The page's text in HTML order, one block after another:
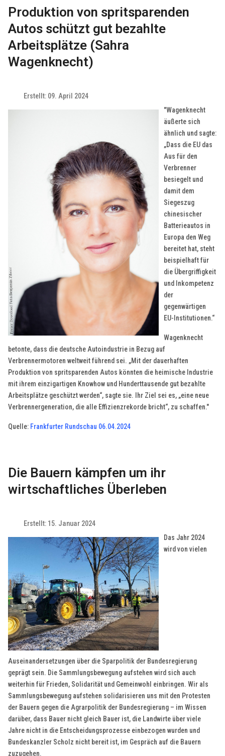
Produktion von spritsparenden
Autos schützt gut bezahlte
Arbeitsplätze (Sahra
Wagenknecht)
Erstellt: 09. April 2024
"Wagenknecht
äußerte sich
ähnlich und sagte:
„Dass die EU das
Aus für den
Verbrenner
besiegelt und
damit dem
Siegeszug
chinesischer
Batterieautos in
Europa den Weg
bereitet hat, steht
beispielhaft für
die Übergriffigkeit
und Inkompetenz
der
gegenwärtigen
EU-Institutionen.“
Wagenknecht
betonte, dass die deutsche Autoindustrie in Bezug auf
Verbrennermotoren weltweit führend sei. „Mit der dauerhaften
Produktion von spritsparenden Autos könnten die heimische Industrie
mit ihrem einzigartigen Knowhow und Hunderttausende gut bezahlte
Arbeitsplätze geschützt werden“, sagte sie. Ihr Ziel sei es, „eine neue
Verbrennergeneration, die alle Effizienzrekorde bricht“, zu schaffen."
Quelle: Frankfurter Rundschau 06.04.2024
Die Bauern kämpfen um ihr
wirtschaftliches Überleben
Erstellt: 15. Januar 2024
Das Jahr 2024
wird von vielen
Auseinandersetzungen über die Sparpolitik der Bundesregierung
geprägt sein. Die Sammlungsbewegung aufstehen wird sich auch
weiterhin für Frieden, Solidarität und Gemeinwohl einbringen. Wir als
Sammlungsbewegung aufstehen solidarisieren uns mit den Protesten
der Bauern gegen die Agrarpolitik der Bundesregierung – im Wissen
darüber, dass Bauer nicht gleich Bauer ist, die Landwirte über viele
Jahre nicht in die Entscheidungsprozesse einbezogen wurden und
Bundeskanzler Scholz nicht bereit ist, im Gespräch auf die Bauern
zuzugehen.